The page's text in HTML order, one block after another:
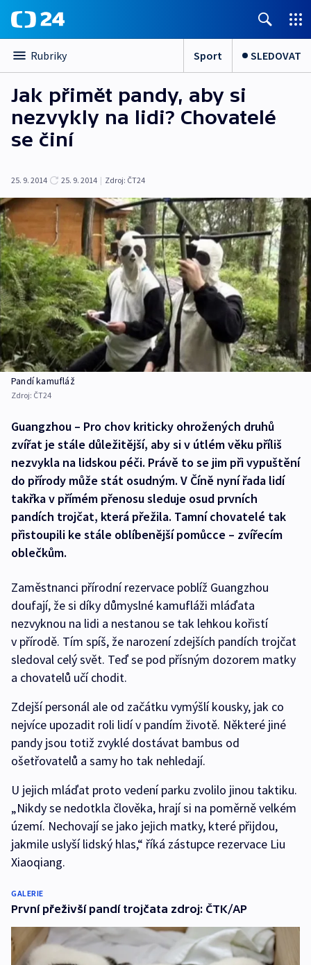
Rubriky Sport SLEDOVAT
Jak přimět pandy, aby si
nezvykly na lidi? Chovatelé
se činí
25. 9. 2014 25. 9. 2014 | Zdroj: ČT24
Pandí kamufláž
Zdroj: ČT24
Guangzhou – Pro chov kriticky ohrožených druhů
zvířat je stále důležitější, aby si v útlém věku příliš
nezvykla na lidskou péči. Právě to se jim při vypuštění
do přírody může stát osudným. V Číně nyní řada lidí
takřka v přímém přenosu sleduje osud prvních
pandích trojčat, která přežila. Tamní chovatelé tak
přistoupili ke stále oblíbenější pomůcce – zvířecím
oblečkům.
Zaměstnanci přírodní rezervace poblíž Guangzhou
doufají, že si díky důmyslné kamufláži mláďata
nezvyknou na lidi a nestanou se tak lehkou kořistí
v přírodě. Tím spíš, že narození zdejších pandích trojčat
sledoval celý svět. Teď se pod přísným dozorem matky
a chovatelů učí chodit.
Zdejší personál ale od začátku vymýšlí kousky, jak co
nejvíce upozadit roli lidí v pandím životě. Některé jiné
pandy jsou totiž zvyklé dostávat bambus od
ošetřovatelů a samy ho tak nehledají.
U jejich mláďat proto vedení parku zvolilo jinou taktiku.
„Nikdy se nedotkla člověka, hrají si na poměrně velkém
území. Nechovají se jako jejich matky, které přijdou,
jakmile uslyší lidský hlas,“ říká zástupce rezervace Liu
Xiaoqiang.
GALERIE
První přeživší pandí trojčata zdroj: ČTK/AP